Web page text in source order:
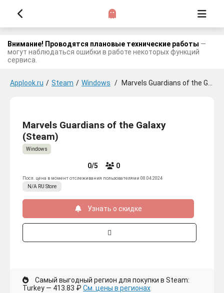
Внимание! Проводятся плановые технические работы —
могут наблюдаться ошибки в работе некоторых функций
сервиса.
Applook.ru / Steam / Windows / Marvels Guardians of the Galaxy
Marvels Guardians of the Galaxy
(Steam)
Windows
0/5 0
Посл. цена в момент отслеживания пользователями 08.04.2024
N/A RU Store
Узнать о скидке
Самый выгодный регион для покупки в Steam:
Turkey — 413.83 ₽ См. цены в регионах